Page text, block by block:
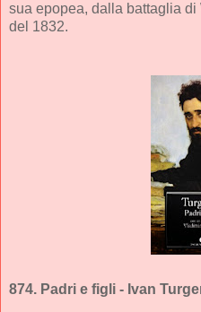
sua epopea, dalla battaglia
del 1832.
874. Padri e figli - Ivan